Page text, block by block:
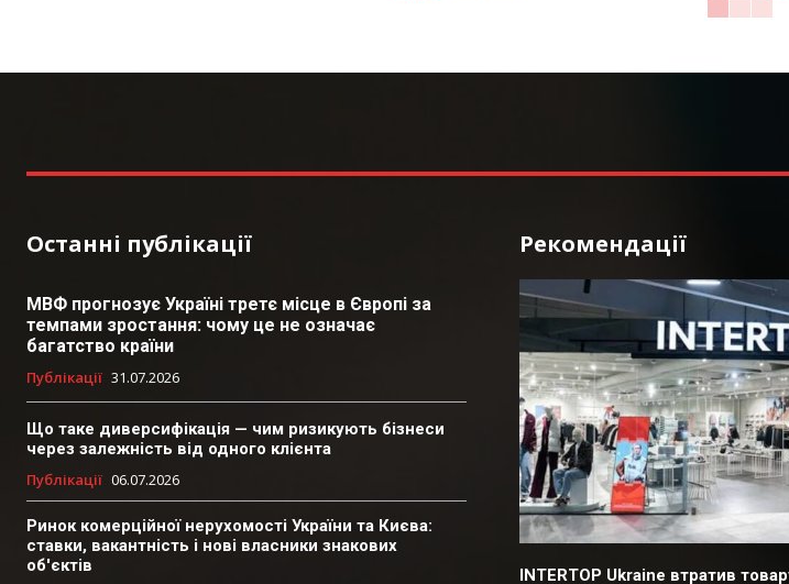
Останні публікації
МВФ прогнозує Україні третє місце в Європі за
темпами зростання: чому це не означає
багатство країни
Публікації 31.07.2026
Що таке диверсифікація — чим ризикують бізнеси
через залежність від одного клієнта
Публікації 06.07.2026
Ринок комерційної нерухомості України та Києва:
ставки, вакантність і нові власники знакових
об'єктів
Рекомендації
INTERTOP Ukraine втратив